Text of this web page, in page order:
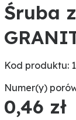
Śruba
Kod produktu:
Numer(y)
0,46 zł